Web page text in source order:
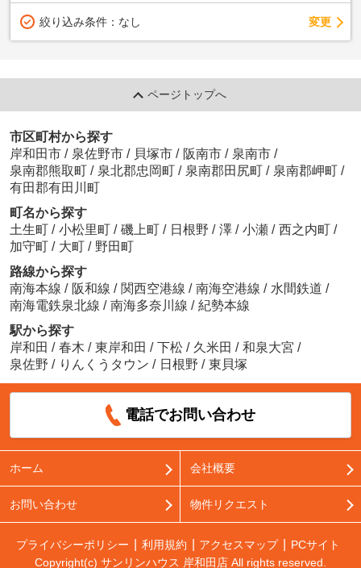
絞り込み条件： なし 変更
ページトップへ
市区町村から探す
岸和田市 / 泉佐野市 / 貝塚市 / 阪南市 / 泉南市 /
泉南郡熊取町 / 泉北郡忠岡町 / 泉南郡田尻町 / 泉南郡岬町 /
有田郡有田川町
町名から探す
土生町 / 小松里町 / 磯上町 / 日根野 / 澤 / 小瀬 / 西之内町 /
加守町 / 大町 / 野田町
路線から探す
南海本線 / 阪和線 / 関西空港線 / 南海空港線 / 水間鉄道 /
南海電鉄泉北線 / 南海多奈川線 / 紀勢本線
駅から探す
岸和田 / 春木 / 東岸和田 / 下松 / 久米田 / 和泉大宮 /
泉佐野 / りんくうタウン / 日根野 / 東貝塚
電話でお問い合わせ
ホーム 会社概要
お問い合わせ 物件リクエスト
プライバシーポリシー 利用規約 アクセスマップ
PCサイト
Copyright(c) サンリンハウス 岸和田店 All rights reserved.